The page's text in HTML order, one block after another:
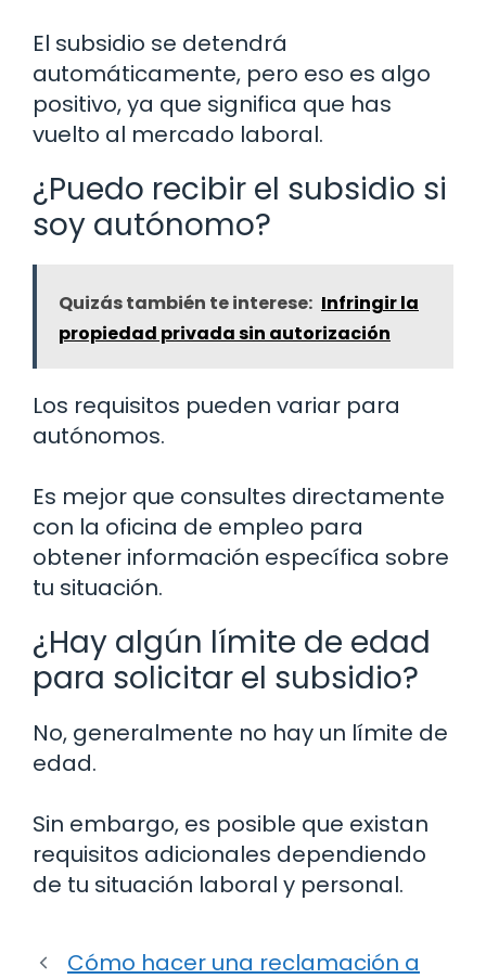
El subsidio se detendrá
automáticamente, pero eso es algo
positivo, ya que significa que has
vuelto al mercado laboral.
¿Puedo recibir el subsidio si
soy autónomo?
Quizás también te interese: Infringir la
propiedad privada sin autorización
Los requisitos pueden variar para
autónomos.
Es mejor que consultes directamente
con la oficina de empleo para
obtener información específica sobre
tu situación.
¿Hay algún límite de edad
para solicitar el subsidio?
No, generalmente no hay un límite de
edad.
Sin embargo, es posible que existan
requisitos adicionales dependiendo
de tu situación laboral y personal.
Cómo hacer una reclamación a